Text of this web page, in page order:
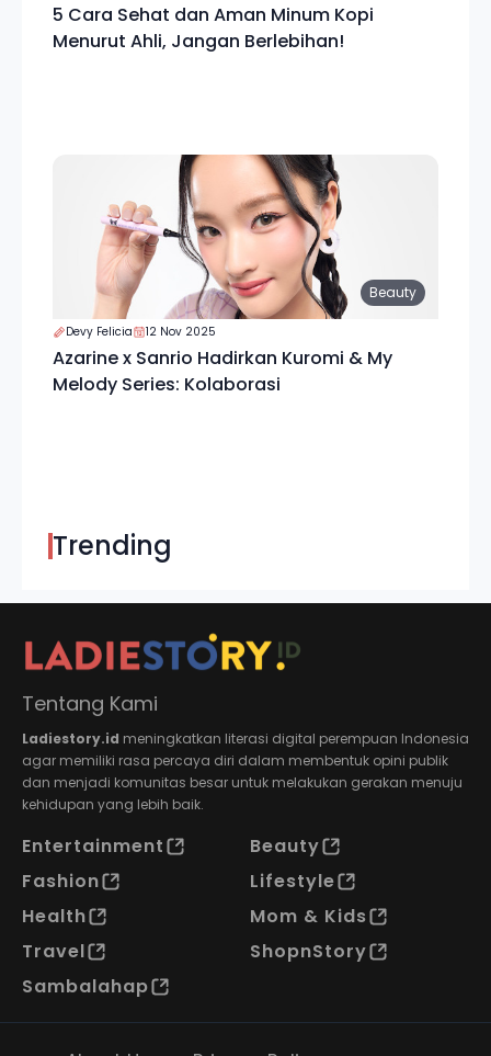
5 Cara Sehat dan Aman Minum Kopi
Menurut Ahli, Jangan Berlebihan!
Beauty
Devy Felicia 12 Nov 2025
Azarine x Sanrio Hadirkan Kuromi & My
Melody Series: Kolaborasi
Trending
Tentang Kami
Ladiestory.id meningkatkan literasi digital perempuan Indonesia
agar memiliki rasa percaya diri dalam membentuk opini publik
dan menjadi komunitas besar untuk melakukan gerakan menuju
kehidupan yang lebih baik.
Entertainment
Beauty
Fashion
Lifestyle
Health
Mom & Kids
Travel
ShopnStory
Sambalahap